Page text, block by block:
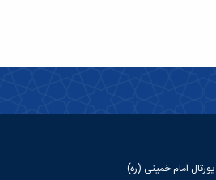
پورتال امام خمینی (ره)